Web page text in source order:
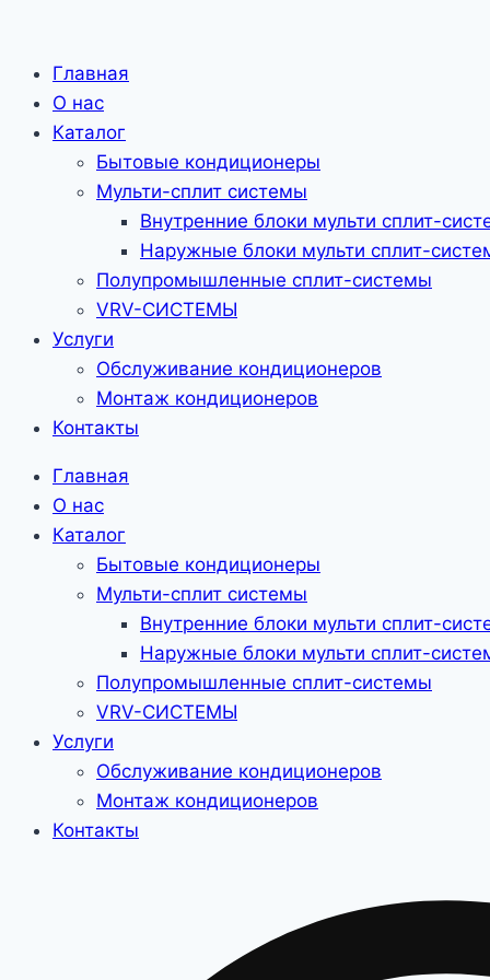
Главная
О нас
Каталог
Бытовые кондиционеры
Мульти-сплит системы
Внутренние блоки мульти сплит-
Наружные блоки мульти сплит-
Полупромышленные сплит-системы
VRV-CИСТЕМЫ
Услуги
Обслуживание кондиционеров
Монтаж кондиционеров
Контакты
Главная
О нас
Каталог
Бытовые кондиционеры
Мульти-сплит системы
Внутренние блоки мульти сплит-
Наружные блоки мульти сплит-
Полупромышленные сплит-системы
VRV-CИСТЕМЫ
Услуги
Обслуживание кондиционеров
Монтаж кондиционеров
Контакты